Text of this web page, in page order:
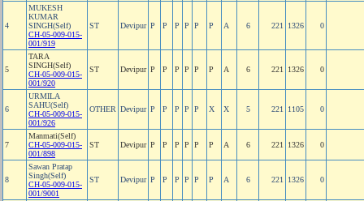
4
MUKESH
KUMAR
SINGH(Self)
CH-05-009-015-
001/919
ST Devipur P P P P P P A 6 221 1326 0
5
TARA
SINGH(Self)
CH-05-009-015-
001/920
ST Devipur P P P P P P A 6 221 1326 0
6
URMILA
SAHU(Self)
CH-05-009-015-
001/926
OTHER Devipur P P P P P X X 5 221 1105 0
7
Manmati(Self)
CH-05-009-015-
001/898
ST Devipur P P P P P P A 6 221 1326 0
8
Sawan Pratap
Singh(Self)
CH-05-009-015-
001/9001
ST Devipur P P P P P P A 6 221 1326 0